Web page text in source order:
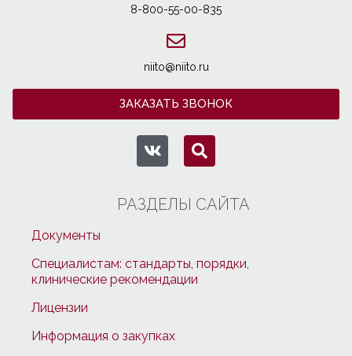
8-800-55-00-835
niito@niito.ru
ЗАКАЗАТЬ ЗВОНОК
РАЗДЕЛЫ САЙТА
Документы
Специалистам: стандарты, порядки,
клинические рекомендации
Лицензии
Информация о закупках